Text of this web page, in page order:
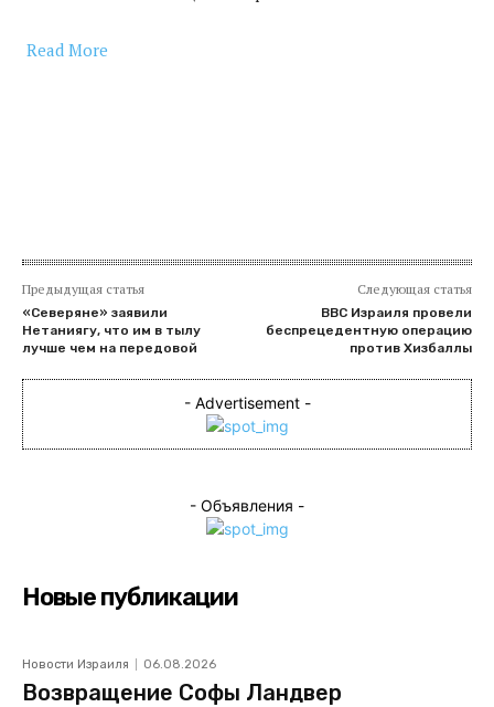
Read More
Предыдущая статья
«Северяне» заявили
Нетаниягу, что им в тылу
лучше чем на передовой
Следующая статья
ВВС Израиля провели
беспрецедентную операцию
против Хизбаллы
- Advertisement -
- Объявления -
Новые публикации
Новости Израиля 06.08.2026
Возвращение Софы Ландвер